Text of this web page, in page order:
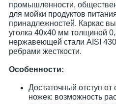
промышленности,
для мойки продуктов
принадлежностей. Каркас
уголка 40x40 мм толщиной
нержавеющей стали AISI
ребрами жесткости.
Особенности:
Достаточный отступ
ножек: возможность